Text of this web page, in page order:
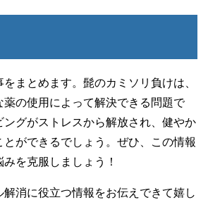
まとめます。髭のカミソリ負けは、
薬の使用によって解決できる問題で
ングがストレスから解放され、健やか
ができるでしょう。ぜひ、この情報
を克服しましょう！
消に役立つ情報をお伝えできて嬉し